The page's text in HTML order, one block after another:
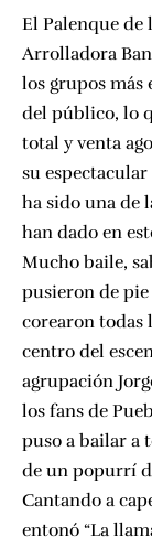
El Palenque de
Arrolladora
los grupos más
del público, lo
total y venta
su
ha sido una de
han dado en
Mucho baile,
pusieron de
corearon todas
centro del
agrupación
los fans de
puso a bailar a
de un popurrí
Cantando a
entonó “La